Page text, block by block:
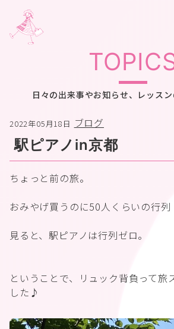
日々の出来事やお知らせ、レッス
2022年05月18日 ブログ
駅ピアノin京都
ちょっと前の旅。
おみやげ買うのに50人くらいの行列
見ると、駅ピアノは行列ゼロ。
ということで、リュック背負って旅
した♪